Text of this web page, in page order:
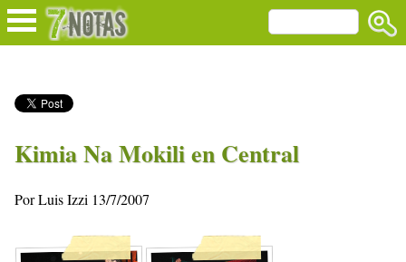
Kimia Na Mokili en Central
Por Luis Izzi 13/7/2007